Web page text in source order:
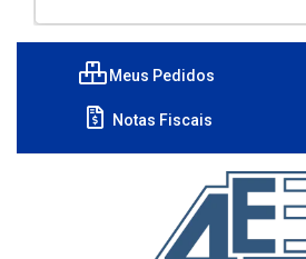
Meus Pedidos
Notas Fiscais